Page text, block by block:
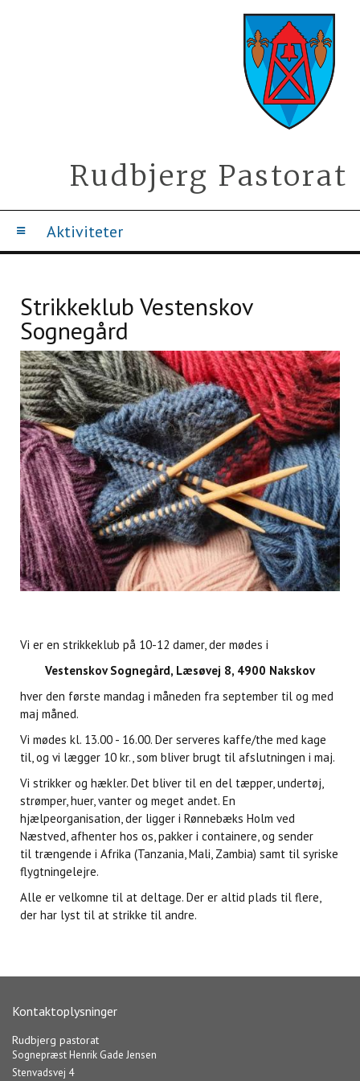
Rudbjerg Pastorat
Aktiviteter
Strikkeklub Vestenskov
Sognegård
Vi er en strikkeklub på 10-12 damer, der mødes i
Vestenskov Sognegård, Læsøvej 8, 4900 Nakskov
hver den første mandag i måneden fra september til og med
maj måned.
Vi mødes kl. 13.00 - 16.00. Der serveres kaffe/the med kage
til, og vi lægger 10 kr., som bliver brugt til afslutningen i maj.
Vi strikker og hækler. Det bliver til en del tæpper, undertøj,
strømper, huer, vanter og meget andet. En
hjælpeorganisation, der ligger i Rønnebæks Holm ved
Næstved, afhenter hos os, pakker i containere, og sender
til trængende i Afrika (Tanzania, Mali, Zambia) samt til syriske
flygtningelejre.
Alle er velkomne til at deltage. Der er altid plads til flere,
der har lyst til at strikke til andre.
Kontaktoplysninger
Rudbjerg pastorat
Sognepræst Henrik Gade Jensen
Stenvadsvej 4